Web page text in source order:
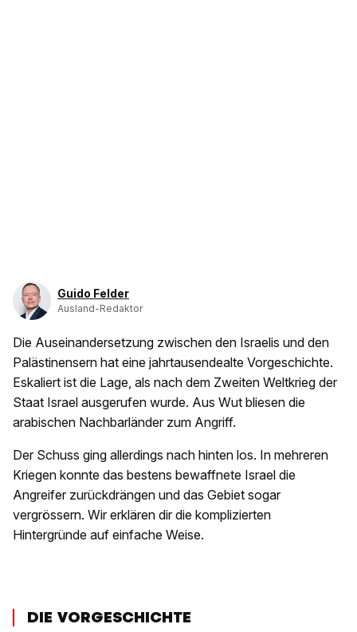
Guido Felder
Ausland-Redaktor
Die Auseinandersetzung zwischen den Israelis und den
Palästinensern hat eine jahrtausendealte Vorgeschichte.
Eskaliert ist die Lage, als nach dem Zweiten Weltkrieg der
Staat Israel ausgerufen wurde. Aus Wut bliesen die
arabischen Nachbarländer zum Angriff.
Der Schuss ging allerdings nach hinten los. In mehreren
Kriegen konnte das bestens bewaffnete Israel die
Angreifer zurückdrängen und das Gebiet sogar
vergrössern. Wir erklären dir die komplizierten
Hintergründe auf einfache Weise.
DIE VORGESCHICHTE